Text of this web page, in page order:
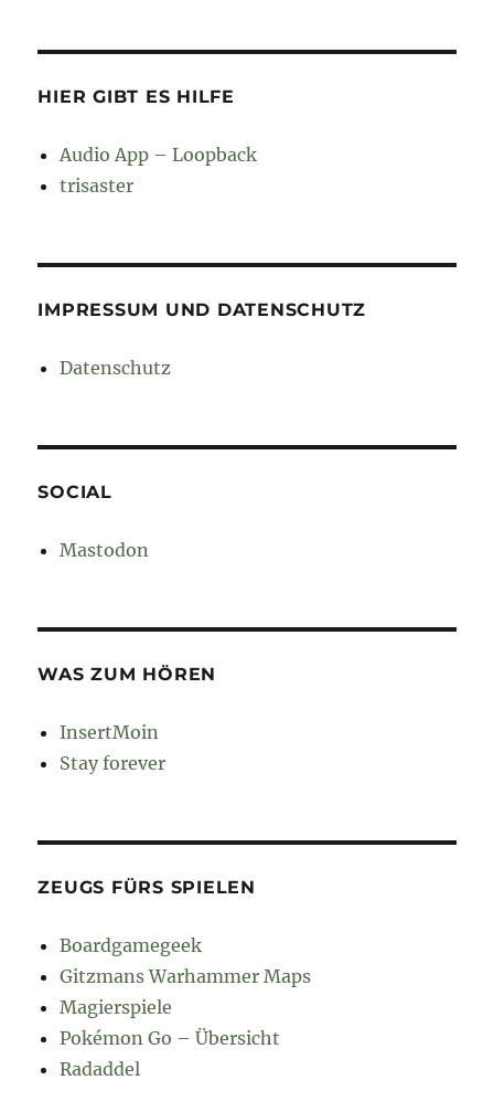
HIER GIBT ES HILFE
Audio App – Loopback
trisaster
IMPRESSUM UND DATENSCHUTZ
Datenschutz
SOCIAL
Mastodon
WAS ZUM HÖREN
InsertMoin
Stay forever
ZEUGS FÜRS SPIELEN
Boardgamegeek
Gitzmans Warhammer Maps
Magierspiele
Pokémon Go – Übersicht
Radaddel